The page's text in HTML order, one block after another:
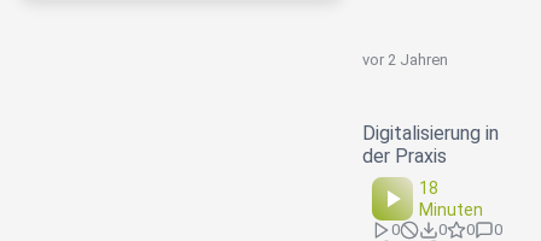
vor 2 Jahren
Digitalisierung in
der Praxis
18
Minuten
0 0 0
0